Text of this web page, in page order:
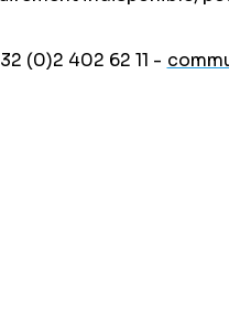
(0)2 402 62 11 -